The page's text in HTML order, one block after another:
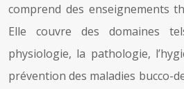
comprend des enseignements
Elle couvre des domaines
physiologie, la pathologie,
prévention des maladies bucco-